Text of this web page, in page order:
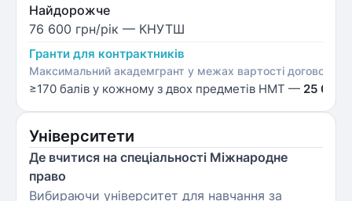
Найдорожче
76 600 грн/рік — КНУТШ
Гранти для контрактників
Максимальний академгрант у межах вартості договору;
≥170 балів у кожному з двох предметів НМТ — 25 000
Університети
Де вчитися на спеціальності Міжнародне
право
Вибираючи університет для навчання за